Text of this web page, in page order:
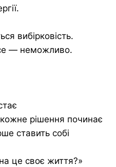
вибірковість.
— неможливо.
рішення починає
ставить собі
це своє життя?»